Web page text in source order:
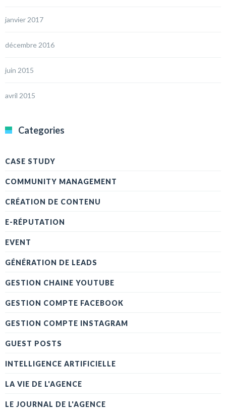
janvier 2017
décembre 2016
juin 2015
avril 2015
Categories
CASE STUDY
COMMUNITY MANAGEMENT
CRÉATION DE CONTENU
E-RÉPUTATION
EVENT
GÉNÉRATION DE LEADS
GESTION CHAINE YOUTUBE
GESTION COMPTE FACEBOOK
GESTION COMPTE INSTAGRAM
GUEST POSTS
INTELLIGENCE ARTIFICIELLE
LA VIE DE L'AGENCE
LE JOURNAL DE L'AGENCE